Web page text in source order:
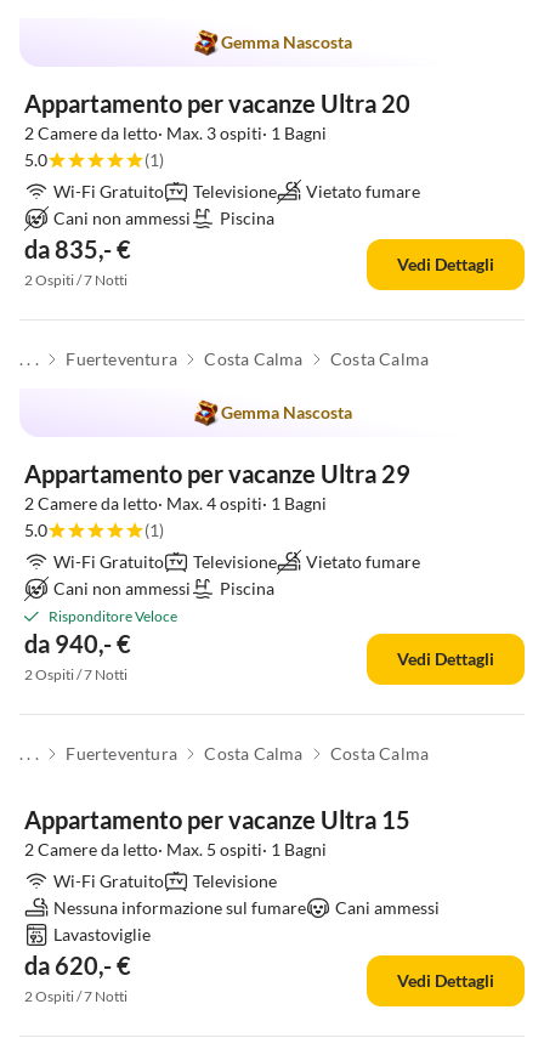
Gemma Nascosta
Appartamento per vacanze Ultra 20
2 Camere da letto· Max. 3 ospiti· 1 Bagni
5.0
(1)
Wi-Fi Gratuito
Televisione
Vietato fumare
Cani non ammessi
Piscina
da 835,- €
2 Ospiti / 7 Notti
Vedi Dettagli
. . . Fuerteventura Costa Calma Costa Calma
Gemma Nascosta
Appartamento per vacanze Ultra 29
2 Camere da letto· Max. 4 ospiti· 1 Bagni
5.0
(1)
Wi-Fi Gratuito
Televisione
Vietato fumare
Cani non ammessi
Piscina
Risponditore Veloce
da 940,- €
2 Ospiti / 7 Notti
Vedi Dettagli
. . . Fuerteventura Costa Calma Costa Calma
Appartamento per vacanze Ultra 15
2 Camere da letto· Max. 5 ospiti· 1 Bagni
Wi-Fi Gratuito
Televisione
Nessuna informazione sul fumare
Cani ammessi
Lavastoviglie
da 620,- €
2 Ospiti / 7 Notti
Vedi Dettagli